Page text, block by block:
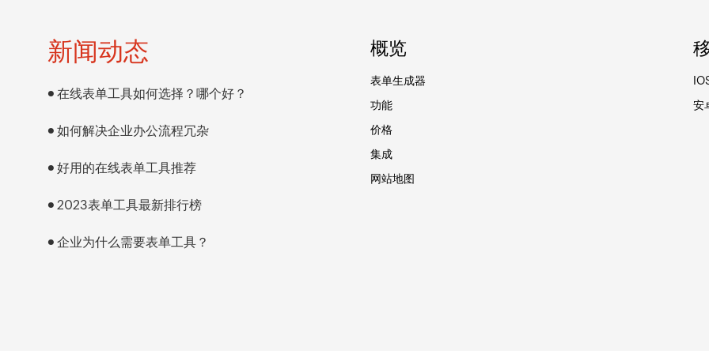
新闻动态
在线表单工具如何选择？哪个好？
如何解决企业办公流程冗杂
好用的在线表单工具推荐
2023表单工具最新排行榜
企业为什么需要表单工具？
概览
表单生成器
功能
价格
集成
网站地图
安